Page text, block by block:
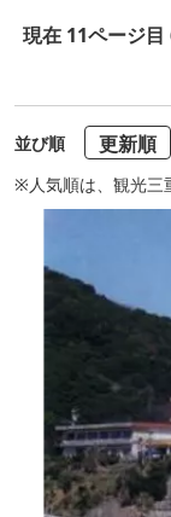
現在 11ページ
並び順 更新順
※人気順は、観光三